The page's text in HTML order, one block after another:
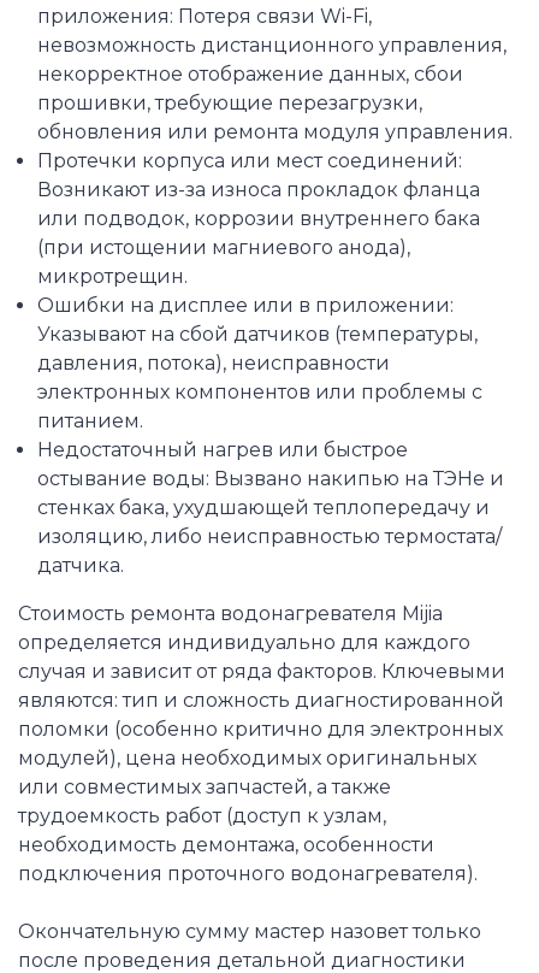
приложения: Потеря связи Wi-Fi,
невозможность дистанционного управления,
некорректное отображение данных, сбои
прошивки, требующие перезагрузки,
обновления или ремонта модуля управления.
Протечки корпуса или мест соединений:
Возникают из-за износа прокладок фланца
или подводок, коррозии внутреннего бака
(при истощении магниевого анода),
микротрещин.
Ошибки на дисплее или в приложении:
Указывают на сбой датчиков (температуры,
давления, потока), неисправности
электронных компонентов или проблемы с
питанием.
Недостаточный нагрев или быстрое
остывание воды: Вызвано накипью на ТЭНе и
стенках бака, ухудшающей теплопередачу и
изоляцию, либо неисправностью термостата/
датчика.
Стоимость ремонта водонагревателя Mijia
определяется индивидуально для каждого
случая и зависит от ряда факторов. Ключевыми
являются: тип и сложность диагностированной
поломки (особенно критично для электронных
модулей), цена необходимых оригинальных
или совместимых запчастей, а также
трудоемкость работ (доступ к узлам,
необходимость демонтажа, особенности
подключения проточного водонагревателя).
Окончательную сумму мастер назовет только
после проведения детальной диагностики